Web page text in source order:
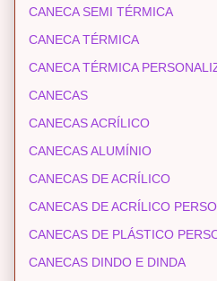
CANECA SEMI TÉRMICA
CANECA TÉRMICA
CANECA TÉRMICA
CANECAS
CANECAS ACRÍLICO
CANECAS ALUMÍNIO
CANECAS DE ACRÍLICO
CANECAS DE ACRÍLICO
CANECAS DE PLÁSTICO
CANECAS DINDO E DINDA